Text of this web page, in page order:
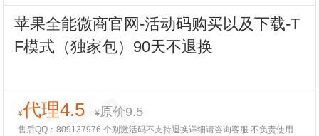
苹果全能微商官网-活动码购买以及下载-T
F模式（独家包）90天不退换
¥代理4.5 ¥原价9.5
售后QQ：809137976 个别激活码不支持退换详细请咨询客服 不负责使用